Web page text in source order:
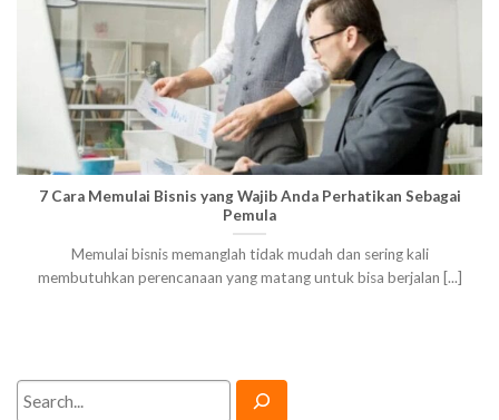
7 Cara Memulai Bisnis yang Wajib Anda Perhatikan Sebagai
Pemula
Memulai bisnis memanglah tidak mudah dan sering kali
membutuhkan perencanaan yang matang untuk bisa berjalan [...]
Search